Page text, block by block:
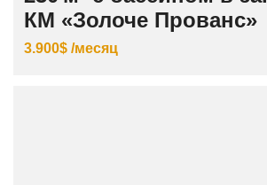
КМ «Золоче Прованс»
3.900$ /месяц